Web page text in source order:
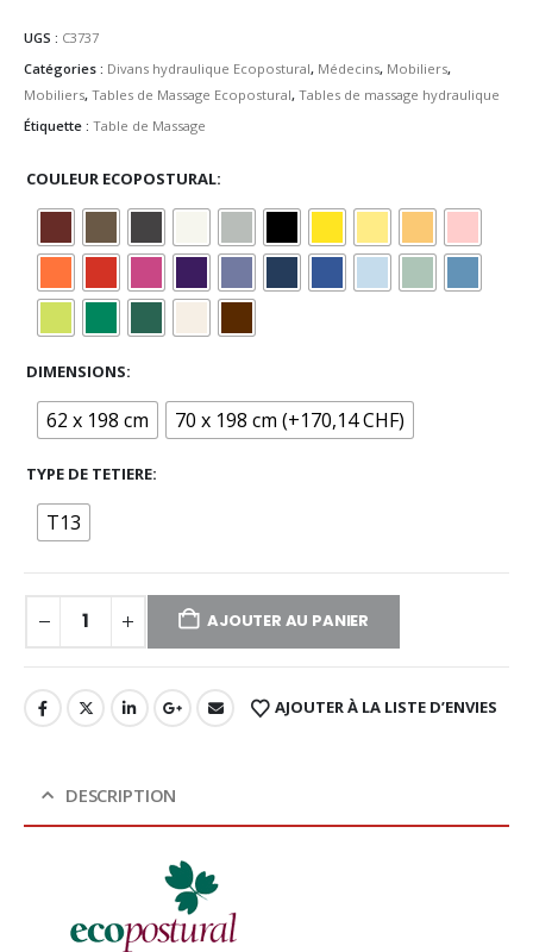
UGS : C3737
Catégories : Divans hydraulique Ecopostural, Médecins, Mobiliers,
Mobiliers, Tables de Massage Ecopostural, Tables de massage hydraulique
Étiquette : Table de Massage
COULEUR ECOPOSTURAL
DIMENSIONS
62 x 198 cm 70 x 198 cm (+170,14 CHF)
TYPE DE TETIERE
T13
AJOUTER AU PANIER
AJOUTER À LA LISTE D’ENVIES
DESCRIPTION